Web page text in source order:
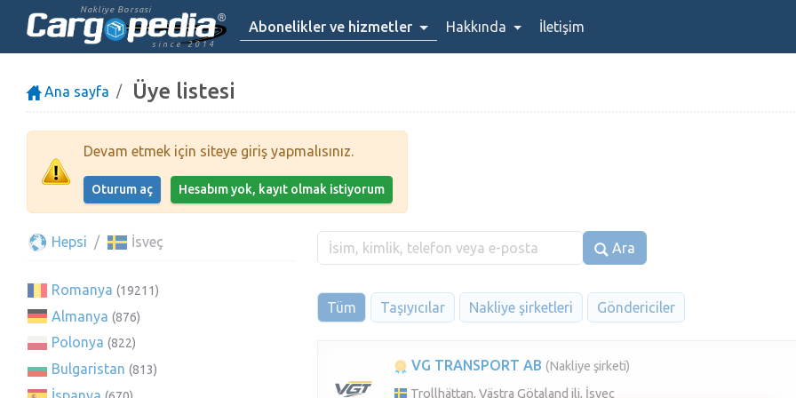
Nakliye Borsasi
since 2014
Abonelikler ve hizmetler Hakkında İletişim
Ana sayfa Üye listesi
Devam etmek için siteye giriş yapmalısınız.
Oturum aç Hesabım yok, kayıt olmak istiyorum
Hepsi İsveç
Romanya (19211)
Almanya (876)
Polonya (822)
Bulgaristan (813)
Ara
Tüm Taşıyıcılar Nakliye şirketleri Göndericiler
VG TRANSPORT AB (Nakliye şirketi)
Trollhättan, Västra Götaland ili, İsveç